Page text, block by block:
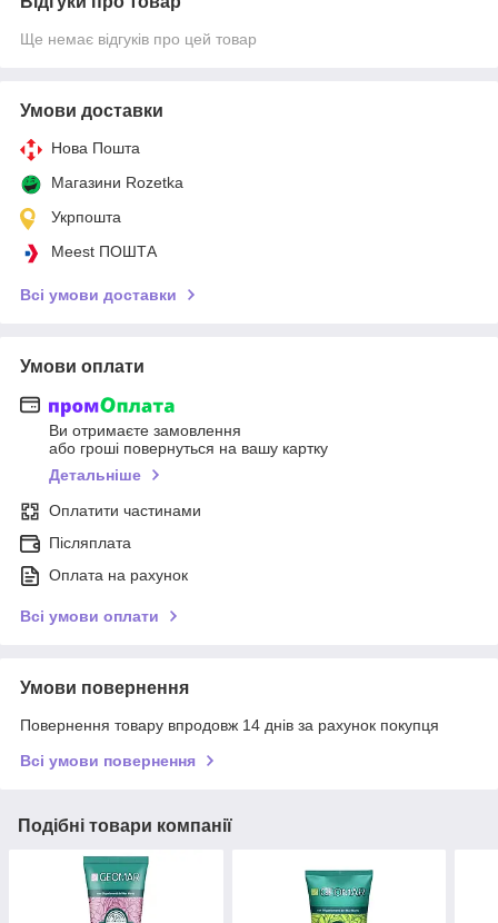
Ще немає відгуків про цей товар
Умови доставки
Нова Пошта
Магазини Rozetka
Укрпошта
Meest ПОШТА
Всі умови доставки
Умови оплати
Ви отримаєте замовлення
або гроші повернуться на вашу картку
Детальніше
Оплатити частинами
Післяплата
Оплата на рахунок
Всі умови оплати
Умови повернення
Повернення товару впродовж 14 днів за рахунок покупця
Всі умови повернення
Подібні товари компанії